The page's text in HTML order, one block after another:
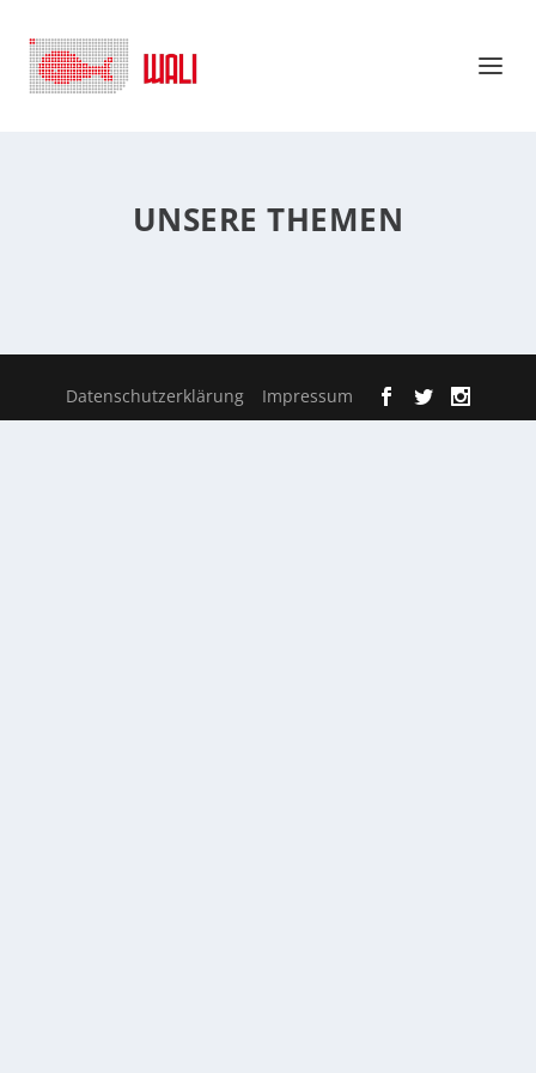
UNSERE THEMEN
Datenschutzerklärung Impressum